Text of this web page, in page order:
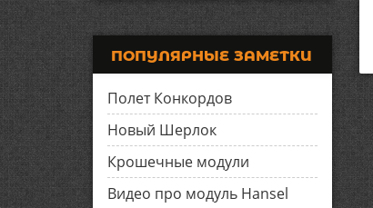
ПОПУЛЯРНЫЕ ЗАМЕТКИ
Полет Конкордов
Новый Шерлок
Крошечные модули
Видео про модуль Hansel